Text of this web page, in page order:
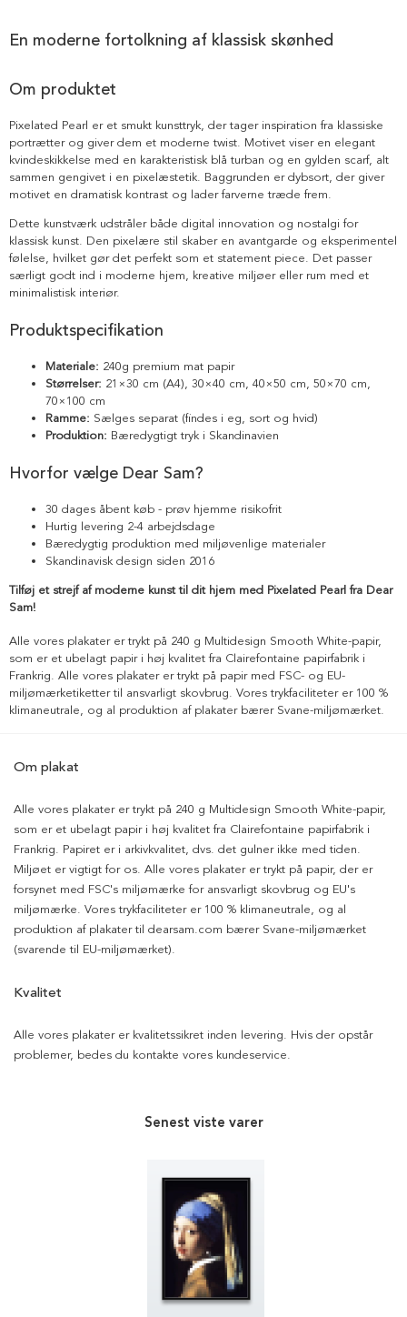
En moderne fortolkning af klassisk skønhed
Om produktet
Pixelated Pearl er et smukt kunsttryk, der tager inspiration fra klassiske
portrætter og giver dem et moderne twist. Motivet viser en elegant
kvindeskikkelse med en karakteristisk blå turban og en gylden scarf, alt
sammen gengivet i en pixelæstetik. Baggrunden er dybsort, der giver
motivet en dramatisk kontrast og lader farverne træde frem.
Dette kunstværk udstråler både digital innovation og nostalgi for
klassisk kunst. Den pixelære stil skaber en avantgarde og eksperimentel
følelse, hvilket gør det perfekt som et statement piece. Det passer
særligt godt ind i moderne hjem, kreative miljøer eller rum med et
minimalistisk interiør.
Produktspecifikation
Materiale: 240g premium mat papir
Størrelser: 21×30 cm (A4), 30×40 cm, 40×50 cm, 50×70 cm,
70×100 cm
Ramme: Sælges separat (findes i eg, sort og hvid)
Produktion: Bæredygtigt tryk i Skandinavien
Hvorfor vælge Dear Sam?
30 dages åbent køb - prøv hjemme risikofrit
Hurtig levering 2-4 arbejdsdage
Bæredygtig produktion med miljøvenlige materialer
Skandinavisk design siden 2016
Tilføj et strejf af moderne kunst til dit hjem med Pixelated Pearl fra Dear
Sam!
Alle vores plakater er trykt på 240 g Multidesign Smooth White-papir,
som er et ubelagt papir i høj kvalitet fra Clairefontaine papirfabrik i
Frankrig. Alle vores plakater er trykt på papir med FSC- og EU-
miljømærketiketter til ansvarligt skovbrug. Vores trykfaciliteter er 100 %
klimaneutrale, og al produktion af plakater bærer Svane-miljømærket.
Om plakat
Alle vores plakater er trykt på 240 g Multidesign Smooth White-papir,
som er et ubelagt papir i høj kvalitet fra Clairefontaine papirfabrik i
Frankrig. Papiret er i arkivkvalitet, dvs. det gulner ikke med tiden.
Miljøet er vigtigt for os. Alle vores plakater er trykt på papir, der er
forsynet med FSC's miljømærke for ansvarligt skovbrug og EU's
miljømærke. Vores trykfaciliteter er 100 % klimaneutrale, og al
produktion af plakater til dearsam.com bærer Svane-miljømærket
(svarende til EU-miljømærket).
Kvalitet
Alle vores plakater er kvalitetssikret inden levering. Hvis der opstår
problemer, bedes du kontakte vores kundeservice.
Senest viste varer